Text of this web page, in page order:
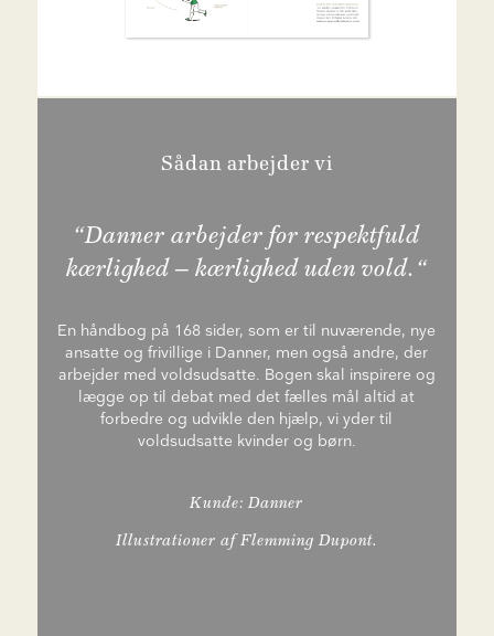
Sådan arbejder vi
“Danner arbejder for respektfuld
kærlighed – kærlighed uden vold.“
En håndbog på 168 sider, som er til nuværende, nye
ansatte og frivillige i Danner, men også andre, der
arbejder med voldsudsatte. Bogen skal inspirere og
lægge op til debat med det fælles mål altid at
forbedre og udvikle den hjælp, vi yder til
voldsudsatte kvinder og børn.
Kunde: Danner
Illustrationer af Flemming Dupont.